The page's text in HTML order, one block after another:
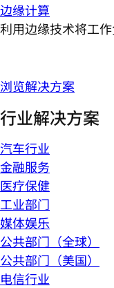
边缘计算
利用边缘技术将工
浏览解决方案
行业解决方案
汽车行业
金融服务
医疗保健
工业部门
媒体娱乐
公共部门（全球）
公共部门（美国）
电信行业